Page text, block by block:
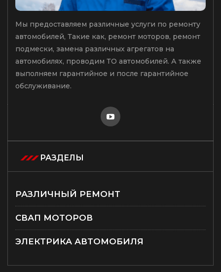
Мы предоставляем различные услуги по ремонту
автомобилей, Такие как, ремонт моторов, ремонт
подмески, замена различных агрегатов на
автомобилях, проводим ТО автомобилей. А также
выполняем гарантийное и после гарантийное
обслуживание.
РАЗДЕЛЫ
РАЗЛИЧНЫЙ РЕМОНТ
СВАП МОТОРОВ
ЭЛЕКТРИКА АВТОМОБИЛЯ